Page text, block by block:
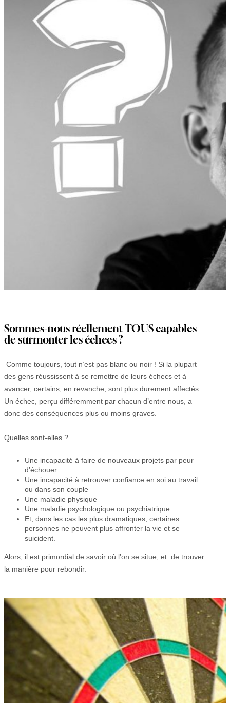
Sommes-nous réellement TOUS capables
de surmonter les échecs ?
Comme toujours, tout n’est pas blanc ou noir ! Si la plupart
des gens réussissent à se remettre de leurs échecs et à
avancer, certains, en revanche, sont plus durement affectés.
Un échec, perçu différemment par chacun d’entre nous, a
donc des conséquences plus ou moins graves.
Quelles sont-elles ?
Une incapacité à faire de nouveaux projets par peur
d’échouer
Une incapacité à retrouver confiance en soi au travail
ou dans son couple
Une maladie physique
Une maladie psychologique ou psychiatrique
Et, dans les cas les plus dramatiques, certaines
personnes ne peuvent plus affronter la vie et se
suicident.
Alors, il est primordial de savoir où l’on se situe, et de trouver
la manière pour rebondir.